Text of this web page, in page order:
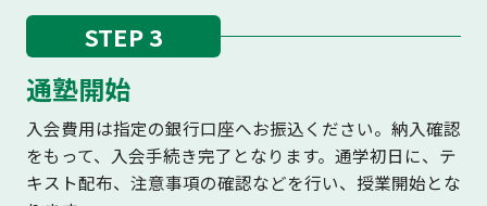
STEP 3
通塾開始
入会費用は指定の銀行口座へお振込ください。納入確認
をもって、入会手続き完了となります。通学初日に、テ
キスト配布、注意事項の確認などを行い、授業開始とな